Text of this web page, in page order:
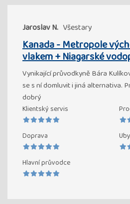
Jaroslav N. Všestary
Kanada - Metropole
vlakem + Niagarské
Vynikající průvodkyně Bára
se s ní domluvit i jiná alternativa.
dobrý
Klientský servis
Doprava
Hlavní průvodce